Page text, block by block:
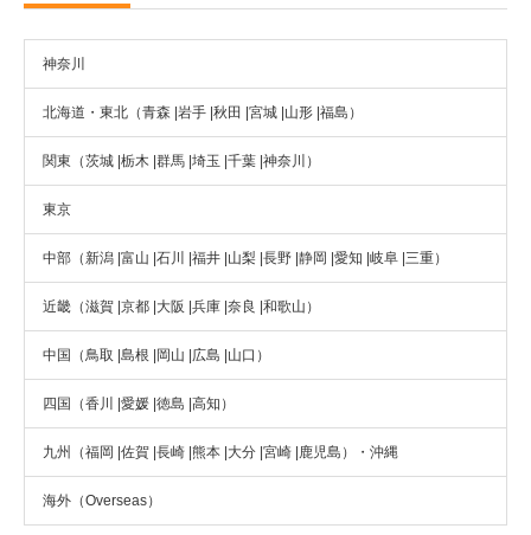
神奈川
北海道・東北（青森 |岩手 |秋田 |宮城 |山形 |福島）
関東（茨城 |栃木 |群馬 |埼玉 |千葉 |神奈川）
東京
中部（新潟 |富山 |石川 |福井 |山梨 |長野 |静岡 |愛知 |岐阜 |三重）
近畿（滋賀 |京都 |大阪 |兵庫 |奈良 |和歌山）
中国（鳥取 |島根 |岡山 |広島 |山口）
四国（香川 |愛媛 |徳島 |高知）
九州（福岡 |佐賀 |長崎 |熊本 |大分 |宮崎 |鹿児島）・沖縄
海外（Overseas）